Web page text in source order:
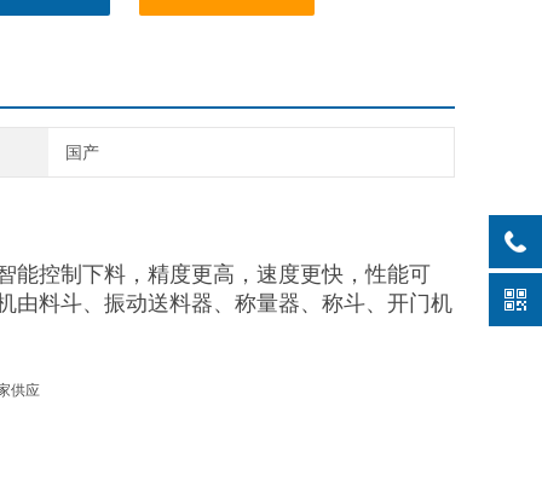
国产
能控制下料，精度更高，速度更快，性能可
由料斗、振动送料器、称量器、称斗、开门机